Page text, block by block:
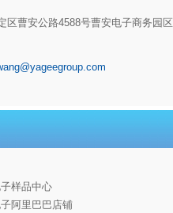
区曹安公路4588号曹安电子商务园区
样品中心
阿里巴巴店铺